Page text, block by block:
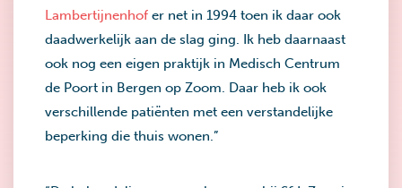
Lambertijnenhof er net in 1994 toen ik daar ook
daadwerkelijk aan de slag ging. Ik heb daarnaast
ook nog een eigen praktijk in Medisch Centrum
de Poort in Bergen op Zoom. Daar heb ik ook
verschillende patiënten met een verstandelijke
beperking die thuis wonen.”